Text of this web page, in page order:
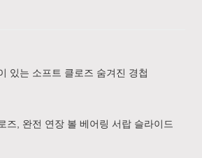
있는 소프트 클로즈 숨겨진 경첩
즈, 완전 연장 볼 베어링 서랍 슬라이드